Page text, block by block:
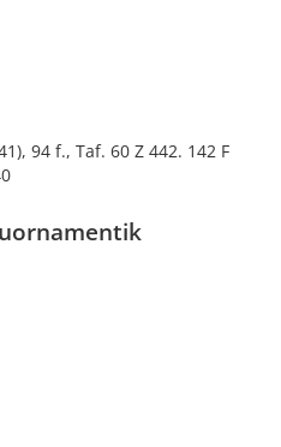
94 f., Taf. 60 Z 442. 142 F